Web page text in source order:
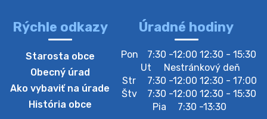
4. augusta 2026 10:05
Zberný dvor-Gyűjtőudvar
Oznamujeme obyvateľom, že v stredu 05. augusta
bude zberný dvor zatvorený. Értesítjük a lakosokat,
hogy szerdán augusztus 05-én a gyűjtőudvar zárva
lesz https://ciernybrod.sk?p=214…
Rýchle odkazy
Starosta obce
Obecný úrad
Ako vybaviť na úrade
História obce
Úradné hodiny
Pon
7:30 -12:00 12:30 - 15:30
Ut
Nestránkový deň
Str
7:30 -12:00 12:30 - 17:00
Štv
7:30 -12:00 12:30 - 15:30
Pia
7:30 -13:30